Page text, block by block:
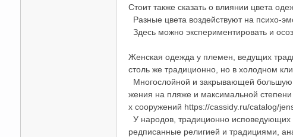
Стоит также сказать о влиянии цвета
Разные цвета воздействуют на психо-
Здесь можно экспериментировать и
Женская одежда у племен, ведущих
столь же традиционно, но в холодном
Многослойной и закрывающей большую
жения на пляже и максимальной
х сооружений https://cassidy.ru/catalog/
У народов, традиционно исповедующих
редписанные религией и традициями,